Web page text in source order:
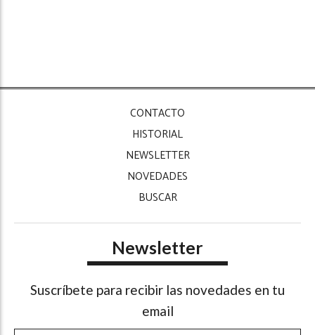
CONTACTO
HISTORIAL
NEWSLETTER
NOVEDADES
BUSCAR
Newsletter
Suscríbete para recibir las novedades en tu
email